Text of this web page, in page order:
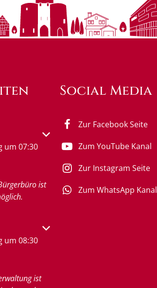
oder Schließzeiten auszublenden
um 07:30
ist
oder Schließzeiten auszublenden
um 08:30
ist
Social Media
Zur Facebook Seite
Zum YouTube Kanal
Zur Instagram Seite
Zum WhatsApp Kanal